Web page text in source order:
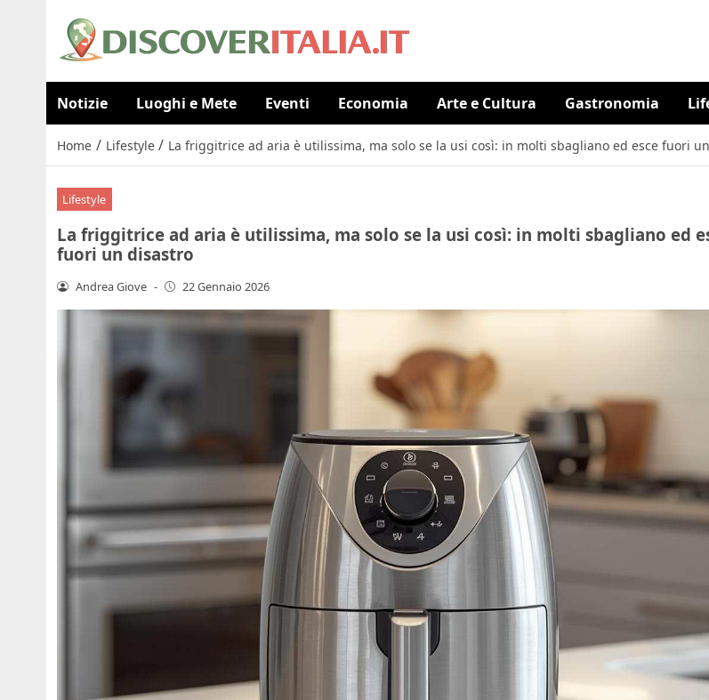
Notizie Luoghi e Mete Eventi Economia Arte e Cultura Gastronomia
Home / Lifestyle / La friggitrice ad aria è utilissima, ma solo se la usi così: in molti sbagliano ed esce fuori
Lifestyle
La friggitrice ad aria è utilissima, ma solo se la usi così: in molti sbagliano ed
fuori un disastro
Andrea Giove - 22 Gennaio 2026